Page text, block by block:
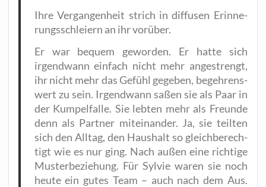
Ihre Ver­gan­gen­heit strich in dif­fu­sen Erin­ne­
rungs­schlei­ern an ihr vorüber.
Er war bequem gewor­den. Er hat­te sich
irgend­wann ein­fach nicht mehr ange­strengt,
ihr nicht mehr das Gefühl gege­ben, begeh­rens­
wert zu sein. Irgend­wann saßen sie als Paar in
der Kum­pel­fal­le. Sie leb­ten mehr als Freun­de
denn als Part­ner mit­ein­an­der. Ja, sie teil­ten
sich den All­tag, den Haus­halt so gleich­be­rech­
tigt wie es nur ging. Nach außen eine rich­ti­ge
Mus­ter­be­zie­hung. Für Syl­vie waren sie noch
heu­te ein gutes Team – auch nach dem Aus.